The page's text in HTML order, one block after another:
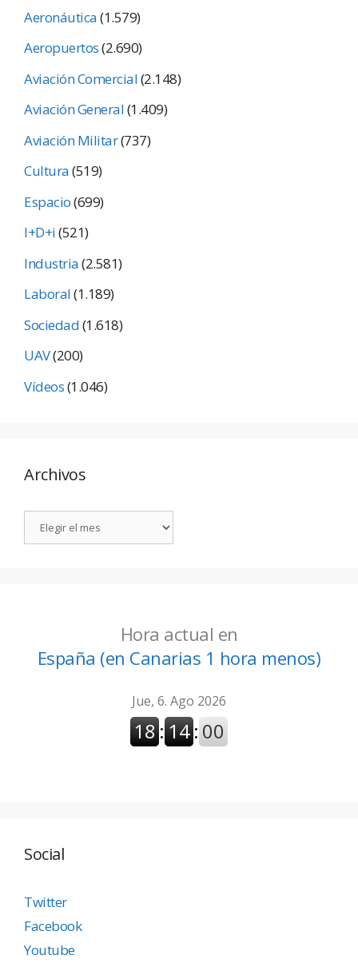
Aeronáutica(1.579)
Aeropuertos(2.690)
Aviación Comercial(2.148)
Aviación General(1.409)
Aviación Militar(737)
Cultura(519)
Espacio(699)
I+D+i(521)
Industria(2.581)
Laboral(1.189)
Sociedad(1.618)
UAV(200)
Vídeos(1.046)
Archivos
Hora actual en
España (en Canarias 1 hora menos)
Social
Twitter
Facebook
Youtube